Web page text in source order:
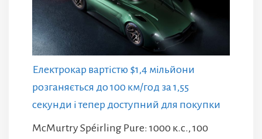
Електрокар вартістю $1,4 мільйони
розганяється до 100 км/год за 1,55
секунди і тепер доступний для покупки
McMurtry Spéirling Pure: 1000 к.с., 100